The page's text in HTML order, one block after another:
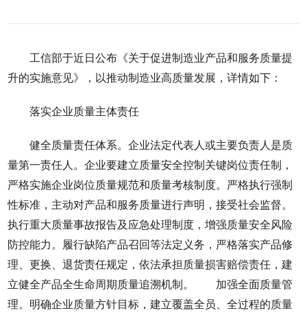
工信部于近日公布《关于促进制造业产品和服务质量提
升的实施意见》，以推动制造业高质量发展，详情如下：
落实企业质量主体责任
健全质量责任体系。企业法定代表人或主要负责人是质
量第一责任人。企业要建立质量安全控制关键岗位责任制，
严格实施企业岗位质量规范和质量考核制度。严格执行强制
性标准，主动对产品和服务质量进行声明，接受社会监督。
执行重大质量事故报告及应急处理制度，增强质量安全风险
防控能力。履行缺陷产品召回等法定义务，严格落实产品修
理、更换、退货责任规定，依法承担质量损害赔偿责任，建
立健全产品全生命周期质量追溯机制。 加强全面质量管
理。明确企业质量方针目标，建立覆盖全员、全过程的质量